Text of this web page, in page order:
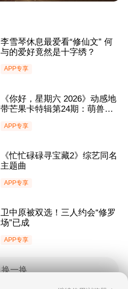
李雪琴休息最爱看“修仙文” 何
与的爱好竟然是十字绣？
APP专享
《你好，星期六 2026》动感地
带芒果卡特辑第24期：萌兽狂
APP专享
《忙忙碌碌寻宝藏2》综艺同名
主题曲
APP专享
卫中原被双选！三人约会“修罗
场”已成
APP专享
换一换